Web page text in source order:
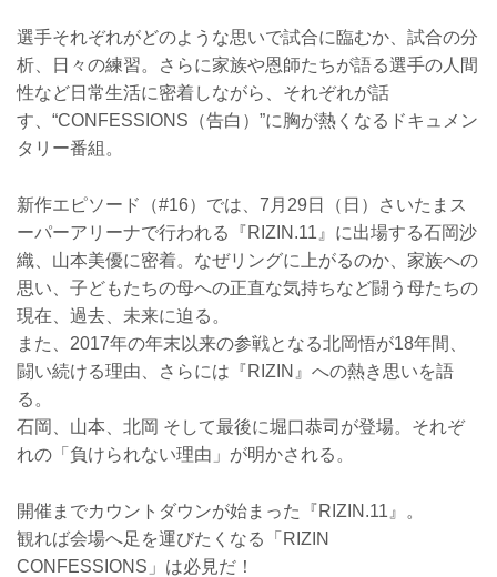
選手それぞれがどのような思いで試合に臨むか、試合の分
析、日々の練習。さらに家族や恩師たちが語る選手の人間
性など日常生活に密着しながら、それぞれが話
す、“CONFESSIONS（告白）”に胸が熱くなるドキュメン
タリー番組。
新作エピソード（#16）では、7月29日（日）さいたまス
ーパーアリーナで行われる『RIZIN.11』に出場する石岡沙
織、山本美優に密着。なぜリングに上がるのか、家族への
思い、子どもたちの母への正直な気持ちなど闘う母たちの
現在、過去、未来に迫る。
また、2017年の年末以来の参戦となる北岡悟が18年間、
闘い続ける理由、さらには『RIZIN』への熱き思いを語
る。
石岡、山本、北岡 そして最後に堀口恭司が登場。それぞ
れの「負けられない理由」が明かされる。
開催までカウントダウンが始まった『RIZIN.11』。
観れば会場へ足を運びたくなる「RIZIN
CONFESSIONS」は必見だ！